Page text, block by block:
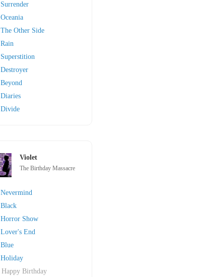
Surrender
Oceania
The Other Side
Rain
Superstition
Destroyer
Beyond
Diaries
Divide
Violet
The Birthday Massacre
Nevermind
Black
Horror Show
Lover's End
Blue
Holiday
Happy Birthday